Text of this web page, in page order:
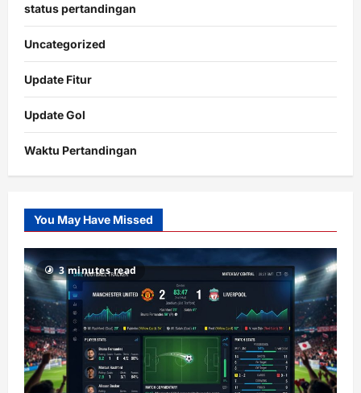
status pertandingan
Uncategorized
Update Fitur
Update Gol
Waktu Pertandingan
Slot
Gacor
RTP
terupdate
You May Have Missed
3 minutes read